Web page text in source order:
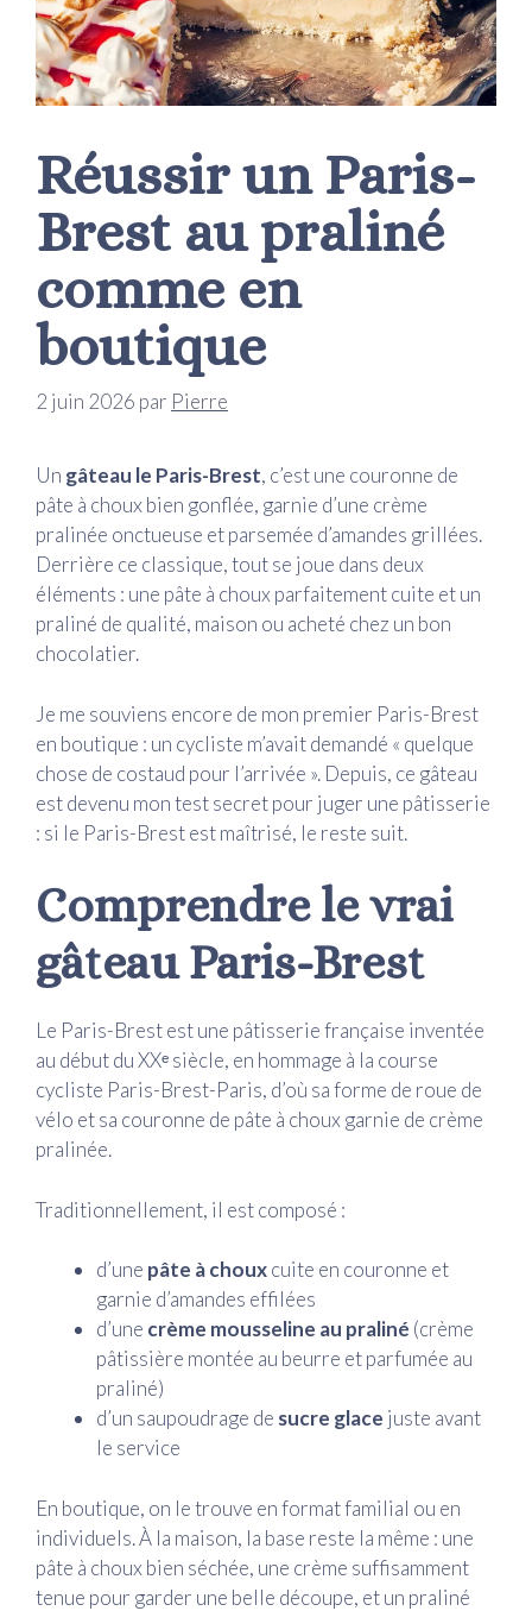
Réussir un Paris-
Brest au praliné
comme en
boutique
2 juin 2026 par Pierre
Un gâteau le Paris-Brest, c’est une couronne de
pâte à choux bien gonflée, garnie d’une crème
pralinée onctueuse et parsemée d’amandes grillées.
Derrière ce classique, tout se joue dans deux
éléments : une pâte à choux parfaitement cuite et un
praliné de qualité, maison ou acheté chez un bon
chocolatier.
Je me souviens encore de mon premier Paris-Brest
en boutique : un cycliste m’avait demandé « quelque
chose de costaud pour l’arrivée ». Depuis, ce gâteau
est devenu mon test secret pour juger une pâtisserie
: si le Paris-Brest est maîtrisé, le reste suit.
Comprendre le vrai
gâteau Paris-Brest
Le Paris-Brest est une pâtisserie française inventée
au début du XXᵉ siècle, en hommage à la course
cycliste Paris-Brest-Paris, d’où sa forme de roue de
vélo et sa couronne de pâte à choux garnie de crème
pralinée.
Traditionnellement, il est composé :
d’une pâte à chouxcuite en couronne et
garnie d’amandes effilées
d’une crème mousseline au praliné (crème
pâtissière montée au beurre et parfumée au
praliné)
d’un saupoudrage de sucre glace juste avant
le service
En boutique, on le trouve en format familial ou en
individuels. À la maison, la base reste la même : une
pâte à choux bien séchée, une crème suffisamment
tenue pour garder une belle découpe, et un praliné